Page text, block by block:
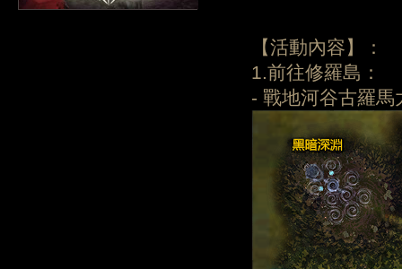
【活動內容】：
1.前往修羅島：
- 戰地河谷古羅